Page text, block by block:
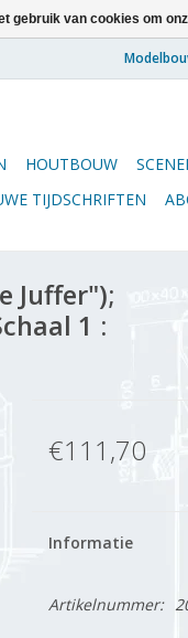
HOUTBOUW
TIJDSCHRIFTEN
Juffer");
1 :
€111,70
Informatie
Artikelnummer:
gebruik van cookies om